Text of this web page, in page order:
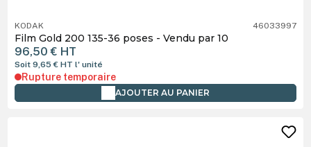
KODAK 46033997
Film Gold 200 135-36 poses - Vendu par 10
96,50 € HT
Soit 9,65 €HTl' unité
Rupture temporaire
AJOUTER AU PANIER